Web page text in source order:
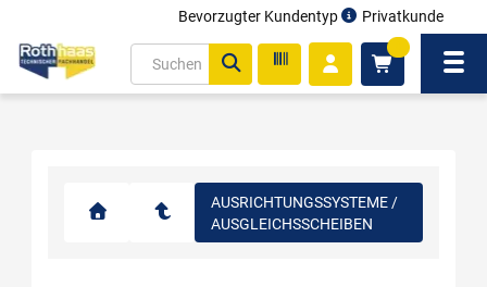
Bevorzugter Kundentyp Privatkunde
AUSRICHTUNGSSYSTEME /
AUSGLEICHSSCHEIBEN